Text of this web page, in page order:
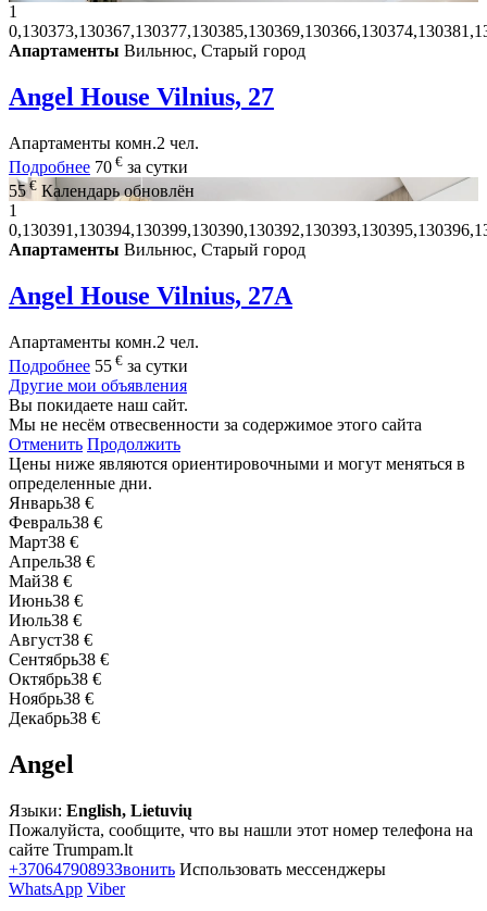
1
Апартаменты Вильнюс, Старый город
Angel House Vilnius, 27
Апартаменты комн.2 чел.
Подробнее 70 € за сутки
55€ Календарь обновлён
1
Апартаменты Вильнюс, Старый город
Angel House Vilnius, 27A
Апартаменты комн.2 чел.
Подробнее 55 € за сутки
Другие мои объявления
Вы покидаете наш сайт.
Мы не несём отвесвенности за содержимое этого сайта
Отменить Продолжить
Цены ниже являются ориентировочными и могут меняться в
определенные дни.
Январь38 €
Февраль38 €
Март38 €
Апрель38 €
Май38 €
Июнь38 €
Июль38 €
Август38 €
Сентябрь38 €
Октябрь38 €
Ноябрь38 €
Декабрь38 €
Angel
Языки: English, Lietuvių
Пожалуйста, сообщите, что вы нашли этот номер телефона на
сайте Trumpam.lt
+37064790893Звонить Использовать мессенджеры
WhatsApp Viber